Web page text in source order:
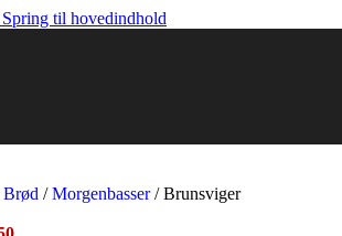
Spring til hovedindhold
Hindbærsnitte
Toscasnitte
Nougat kringle
Brød / Morgenbasser/ Brunsviger